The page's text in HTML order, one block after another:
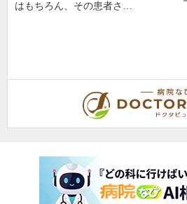
はもちろん、その患者さ…